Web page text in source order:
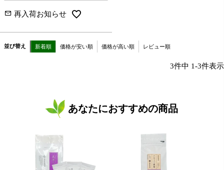
再入荷お知らせ
並び替え 新着順 価格が安い順 価格が高い順 レビュー順
3件中 1-3件表示
あなたにおすすめの商品